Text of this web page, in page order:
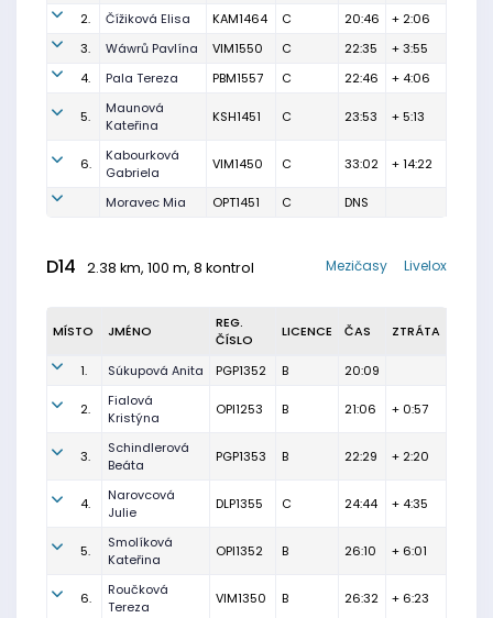
2. Čížiková Elisa KAM1464 C 20:46
+ 2:06
3.
Wáwrů Pavlína VIM1550 C 22:35
+ 3:55
4.
Pala Tereza PBM1557 C 22:46 + 4:06
5.
Maunová
Kateřina
KSH1451 C 23:53 + 5:13
6.
Kabourková
Gabriela
VIM1450 C 33:02 + 14:22
Moravec Mia OPT1451 C DNS
D14 2.38 km, 100 m, 8 kontrol Livelox
Mezičasy
MÍSTO JMÉNO
REG.
ČÍSLO
LICENCE ČAS ZTRÁTA
1. Súkupová Anita PGP1352 B 20:09
2.
Fialová
Kristýna
OPI1253 B 21:06 + 0:57
3.
Schindlerová
Beáta
PGP1353 B 22:29 + 2:20
4.
Narovcová
Julie
DLP1355 C 24:44 + 4:35
5.
Smolíková
Kateřina
OPI1352 B 26:10 + 6:01
6.
Roučková
Tereza
VIM1350 B 26:32 + 6:23